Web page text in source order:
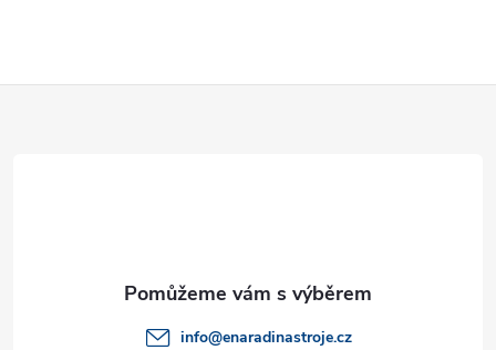
info@enaradinastroje.cz